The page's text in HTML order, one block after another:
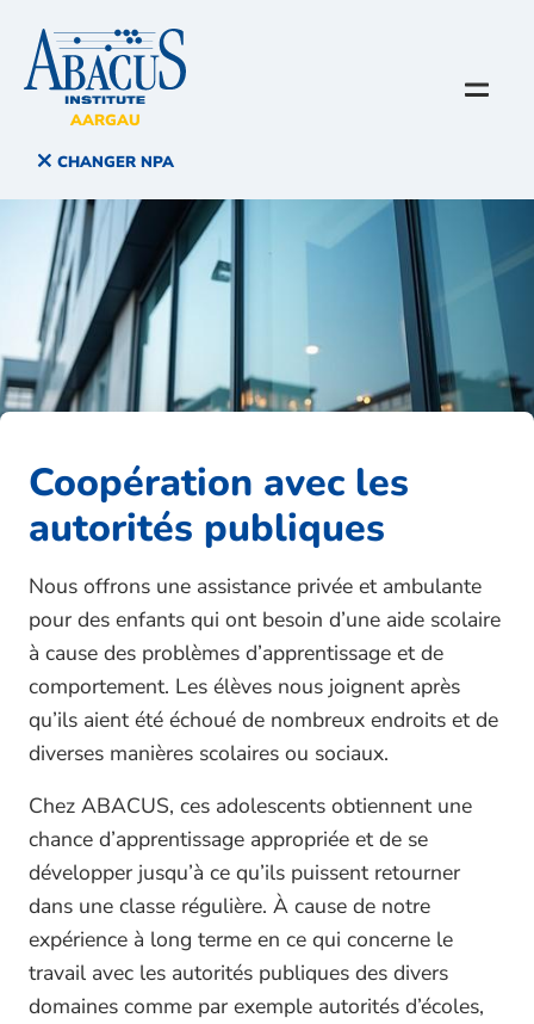
AARGAU
CHANGER NPA
Coopération avec les
autorités publiques
Nous offrons une assistance privée et ambulante
pour des enfants qui ont besoin d’une aide scolaire
à cause des problèmes d’apprentissage et de
comportement. Les élèves nous joignent après
qu’ils aient été échoué de nombreux endroits et de
diverses manières scolaires ou sociaux.
Chez ABACUS, ces adolescents obtiennent une
chance d’apprentissage appropriée et de se
développer jusqu’à ce qu’ils puissent retourner
dans une classe régulière. À cause de notre
expérience à long terme en ce qui concerne le
travail avec les autorités publiques des divers
domaines comme par exemple autorités d’écoles,